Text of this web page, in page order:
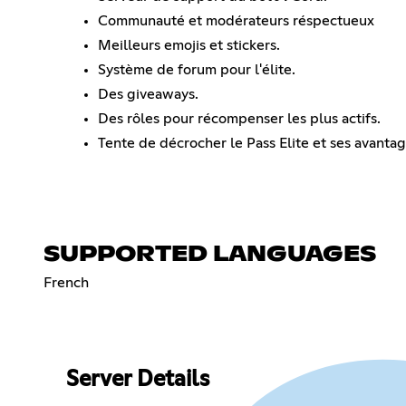
Communauté et modérateurs réspectueux
Meilleurs emojis et stickers.
Système de forum pour l'élite.
Des giveaways.
Des rôles pour récompenser les plus actifs.
Tente de décrocher le Pass Elite et ses
SUPPORTED LANGUAGES
French
Server Details